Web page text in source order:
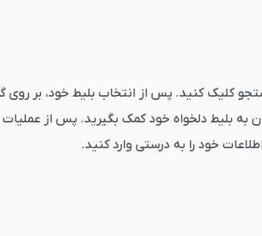
را وارد و بر گزینه جستجو کلیک کنید. پس از انتخاب بلیط
بلیط دلخواه خود کمک بگیرید. پس از عملیات
خود را به درستی وارد کنید.